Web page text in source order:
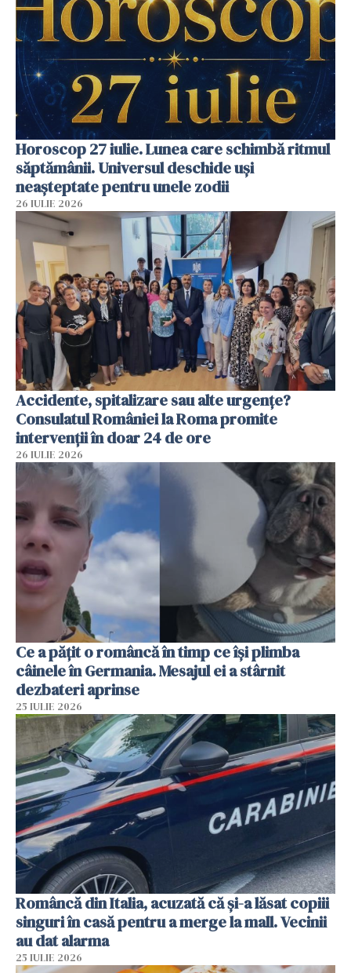
Horoscop 27 iulie. Lunea care schimbă ritmul
săptămânii. Universul deschide uși
neașteptate pentru unele zodii
26 IULIE 2026
Accidente, spitalizare sau alte urgențe?
Consulatul României la Roma promite
intervenții în doar 24 de ore
26 IULIE 2026
Ce a pățit o româncă în timp ce își plimba
câinele în Germania. Mesajul ei a stârnit
dezbateri aprinse
25 IULIE 2026
Româncă din Italia, acuzată că și-a lăsat copiii
singuri în casă pentru a merge la mall. Vecinii
au dat alarma
25 IULIE 2026